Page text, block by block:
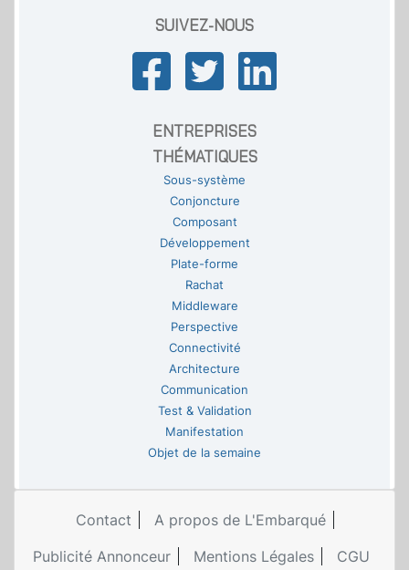
SUIVEZ-NOUS
ENTREPRISES
THÉMATIQUES
Sous-système
Conjoncture
Composant
Développement
Plate-forme
Rachat
Middleware
Perspective
Connectivité
Architecture
Communication
Test & Validation
Manifestation
Objet de la semaine
Contact
A propos de L'Embarqué
Publicité Annonceur
Mentions Légales CGU